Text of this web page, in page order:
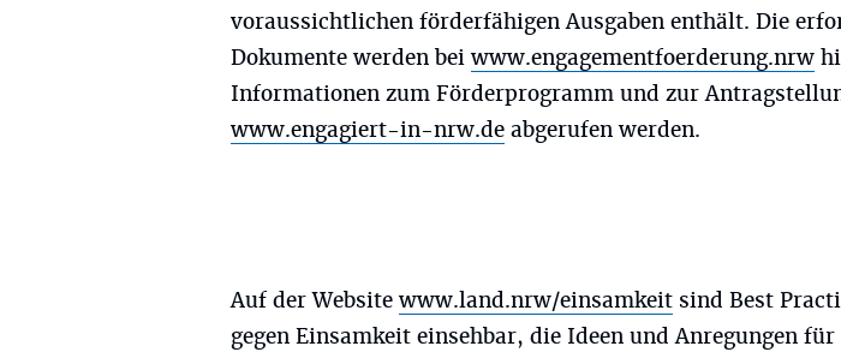
voraussichtlichen förderfähigen Ausgaben enthält. Die
Dokumente werden beiwww.engagementfoerderung.nrw
Informationen zum Förderprogramm und zur
www.engagiert-in-nrw.de abgerufen werden.
Auf der Websitewww.land.nrw/einsamkeit sind Best
gegen Einsamkeit einsehbar, die Ideen und Anregungen für